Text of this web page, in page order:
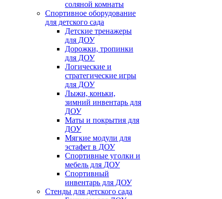
соляной комнаты
Спортивное оборудование
для детского сада
Детские тренажеры
для ДОУ
Дорожки, тропинки
для ДОУ
Логические и
стратегические игры
для ДОУ
Лыжи, коньки,
зимний инвентарь для
ДОУ
Маты и покрытия для
ДОУ
Мягкие модули для
эстафет в ДОУ
Спортивные уголки и
мебель для ДОУ
Спортивный
инвентарь для ДОУ
Стенды для детского сада